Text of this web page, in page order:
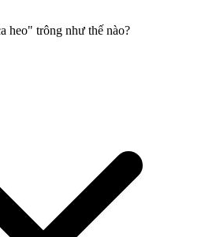
heo" trông như thế nào?